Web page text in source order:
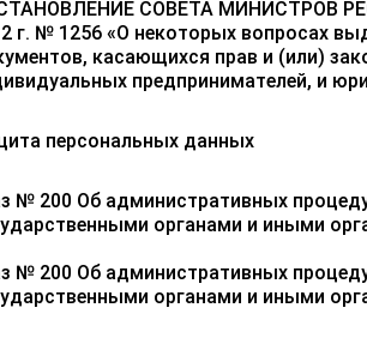
СОВЕТА МИНИСТРОВ
г. № 1256 «О некоторых вопросах
касающихся прав и (или)
предпринимателей, и
персональных данных
№ 200 Об административных
органами и иными
№ 200 Об административных
органами и иными